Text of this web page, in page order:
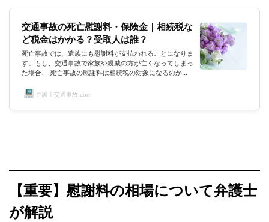
交通事故の死亡慰謝料・保険金｜相続税な
ど税金はかかる？受取人は誰？
死亡事故では、遺族にも慰謝料が支払われることになりま
す。もし、交通事故で家族や親戚の方が亡くなってしまっ
た場合、 死亡事故の慰謝料は相続税の対象になるのか？
人になるのか？など、さまざまな疑問が出てきますよね。
ものか分からない・・・という方も多いのではないでしょ
弁護士交通事故.com
【重要】慰謝料の相場について弁護士
が解説